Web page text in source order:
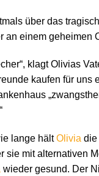
über das
an einem geheimen
klagt Olivias
kaufen für
lange hältOlivia die
sie mit alternativen
wieder gesund. Der